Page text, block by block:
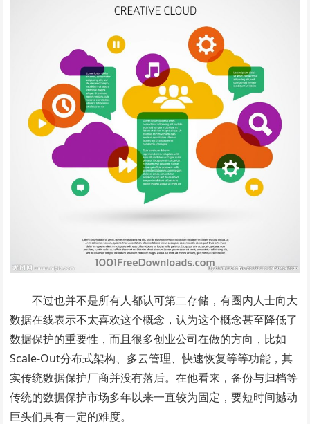
不过也并不是所有人都认可第二存储，有圈内人士向大
数据在线表示不太喜欢这个概念，认为这个概念甚至降低了
数据保护的重要性，而且很多创业公司在做的方向，比如
Scale-Out分布式架构、多云管理、快速恢复等等功能，其
实传统数据保护厂商并没有落后。在他看来，备份与归档等
传统的数据保护市场多年以来一直较为固定，要短时间撼动
巨头们具有一定的难度。